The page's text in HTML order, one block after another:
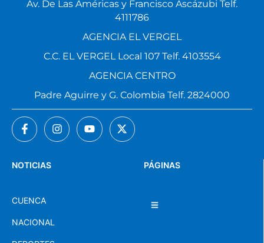
PÁGINAS
NOTICIAS
CUENCA
NACIONAL
Av. De Las Américas y Francisco Ascázubi Telf.
4111786
AGENCIA EL VERGEL
C.C. EL VERGEL Local 107 Telf. 4103554
AGENCIA CENTRO
Padre Aguirre y G. Colombia Telf. 2824000